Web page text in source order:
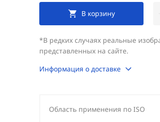
В корзину
*В редких случаях реальные
представленных на сайте.
Информация о доставке
Область применения по ISO